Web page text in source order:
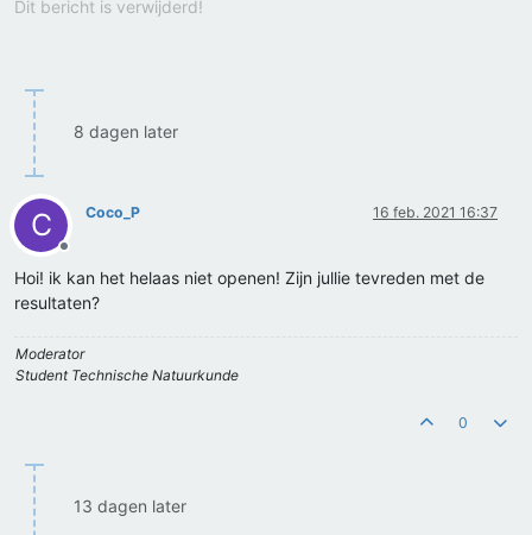
Dit bericht is verwijderd!
8 dagen later
C
Offline
Coco_P 16 feb. 2021 16:37
Hoi! ik kan het helaas niet openen! Zijn jullie tevreden met de
resultaten?
Moderator
Student Technische Natuurkunde
0
13 dagen later